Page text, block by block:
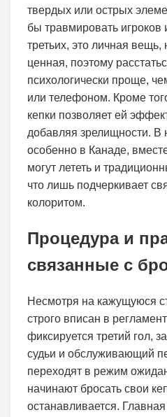
твердых или острых
бы травмировать игроков
третьих, это личная
ценная, поэтому
психологически проще,
или телефоном. Кроме
кепки позволяет ей
добавляя зрелищности. В
особенно в Канаде,
могут лететь и
что лишь подчеркивает
колоритом.
Процедура и
связанные с
Несмотря на кажущуюся
строго вписан в
фиксируется третий гол,
судьи и обслуживающий
переходят в режим
начинают бросать свои
останавливается.